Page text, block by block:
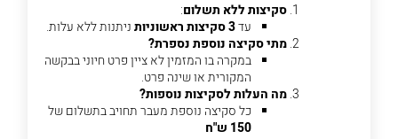
סקיצות ללא תשלום:
עד3 סקיצות ראשוניות
ניתנות ללא עלות.
מתי סקיצה נוספת נספרת?
במקרה בו המזמין לא ציין פרט חיוני בבקשה
המקורית או שינה פרט.
מה העלות לסקיצות נוספות?
כל סקיצה נוספת מעבר תחויב בתשלום של
150 ש"ח